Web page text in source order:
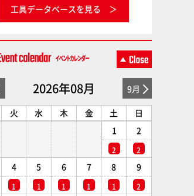
工具データベースを見る
2026年08月 9月
火 水 木 金 土
日
1
2
2
2
4
1
5
1
6
1
7
1
8
1
9
2